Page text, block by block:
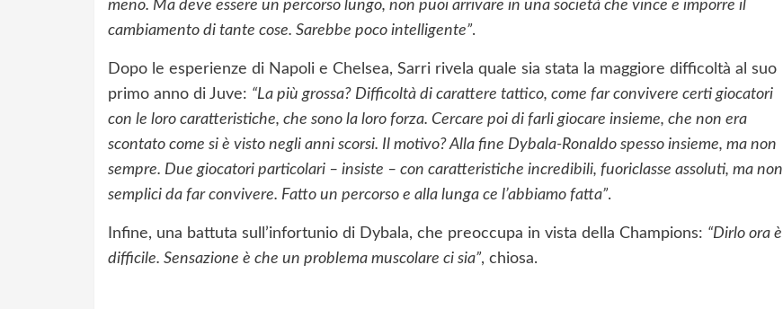
meno. Ma deve essere un percorso lungo, non puoi arrivare in una società che vince e imporre il
cambiamento di tante cose. Sarebbe poco intelligente”.
Dopo le esperienze di Napoli e Chelsea, Sarri rivela quale sia stata la maggiore difficoltà al suo
primo anno di Juve: “La più grossa? Difficoltà di carattere tattico, come far convivere certi giocatori
con le loro caratteristiche, che sono la loro forza. Cercare poi di farli giocare insieme, che non era
scontato come si è visto negli anni scorsi. Il motivo? Alla fine Dybala-Ronaldo spesso insieme, ma non
sempre. Due giocatori particolari – insiste – con caratteristiche incredibili, fuoriclasse assoluti, ma non
semplici da far convivere. Fatto un percorso e alla lunga ce l’abbiamo fatta”.
Infine, una battuta sull’infortunio di Dybala, che preoccupa in vista della Champions: “Dirlo ora è
difficile. Sensazione è che un problema muscolare ci sia”, chiosa.